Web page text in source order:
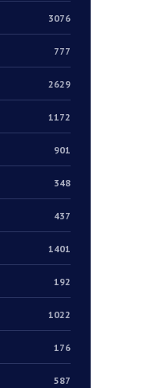
3076
777
2629
1172
901
348
437
1401
192
1022
176
587